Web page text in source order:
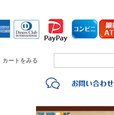
カートをみる